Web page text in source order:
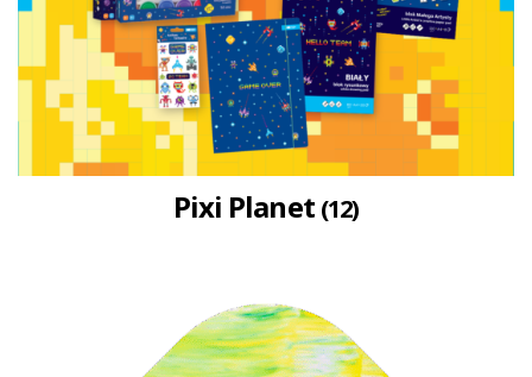
Pixi Planet (12)